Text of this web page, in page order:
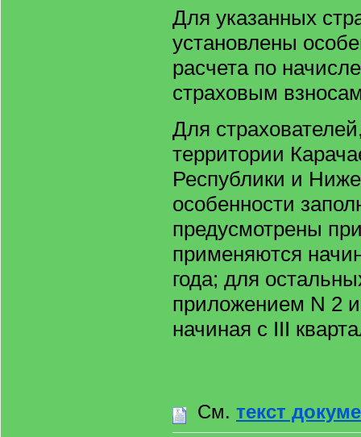
Для указанных
установлены
расчета по
страховым
Для
территории
Республики и
особенности
предусмотрены
применяются
года; для
приложением N 2
начиная с III
См. текст